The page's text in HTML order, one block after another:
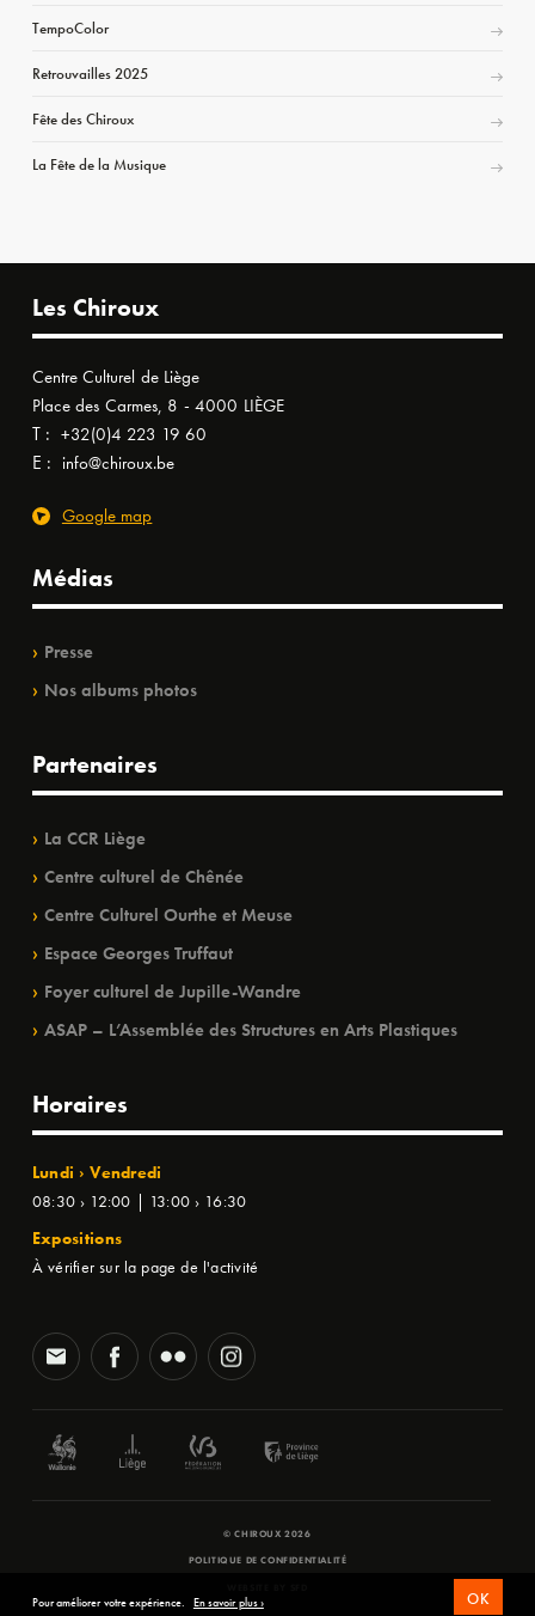
TempoColor
Retrouvailles 2025
Fête des Chiroux
La Fête de la Musique
Les Chiroux
Centre Culturel de Liège
Place des Carmes, 8 - 4000 LIÈGE
T : +32(0)4 223 19 60
E : info@chiroux.be
Google map
Médias
Presse
Nos albums photos
Partenaires
La CCR Liège
Centre culturel de Chênée
Centre Culturel Ourthe et Meuse
Espace Georges Truffaut
Foyer culturel de Jupille-Wandre
ASAP – L’Assemblée des Structures en Arts Plastiques
Horaires
Lundi › Vendredi
08:30 › 12:00 | 13:00 › 16:30
Expositions
À vérifier sur la page de l'activité
© CHIROUX 2026
POLITIQUE DE CONFIDENTIALITÉ
Pour améliorer votre expérience. En savoir plus › OK